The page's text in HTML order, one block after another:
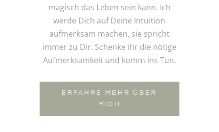
magisch das Leben sein kann. Ich
werde Dich auf Deine Intuition
aufmerksam machen, sie spricht
immer zu Dir. Schenke ihr die nötige
Aufmerksamkeit und komm ins Tun.
ERFAHRE MEHR ÜBER
MICH